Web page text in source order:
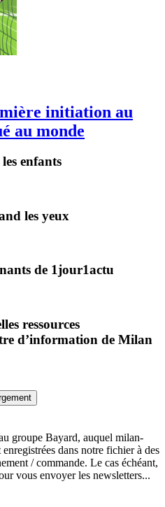
initiation au
au monde
enfants
les yeux
de 1jour1actu
ressources
d’information de Milan
groupe Bayard, auquel milan-
dans notre fichier à des
/ commande. Le cas échéant,
vous envoyer les newsletters...